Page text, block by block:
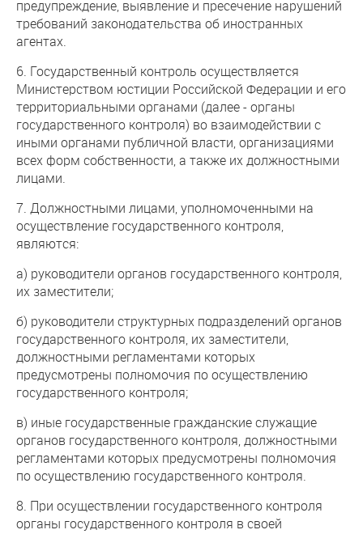
предупреждение, выявление и пресечение нарушений
требований законодательства об иностранных
агентах.
6. Государственный контроль осуществляется
Министерством юстиции Российской Федерации и его
территориальными органами (далее - органы
государственного контроля) во взаимодействии с
иными органами публичной власти, организациями
всех форм собственности, а также их должностными
лицами.
7. Должностными лицами, уполномоченными на
осуществление государственного контроля,
являются:
а) руководители органов государственного контроля,
их заместители;
б) руководители структурных подразделений органов
государственного контроля, их заместители,
должностными регламентами которых
предусмотрены полномочия по осуществлению
государственного контроля;
в) иные государственные гражданские служащие
органов государственного контроля, должностными
регламентами которых предусмотрены полномочия
по осуществлению государственного контроля.
8. При осуществлении государственного контроля
органы государственного контроля в своей